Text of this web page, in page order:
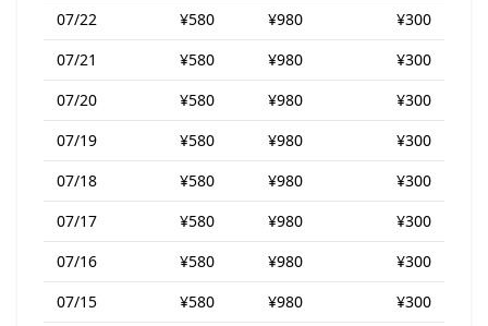
07/22
¥580 ¥980
¥300
07/21
¥580 ¥980
¥300
07/20
¥580 ¥980
¥300
07/19
¥580 ¥980
¥300
07/18
¥580 ¥980
¥300
07/17
¥580 ¥980
¥300
07/16
¥580 ¥980
¥300
07/15
¥580 ¥980
¥300